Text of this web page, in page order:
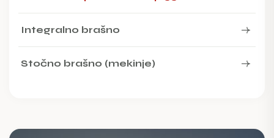
Integralno brašno
Stočno brašno (mekinje)